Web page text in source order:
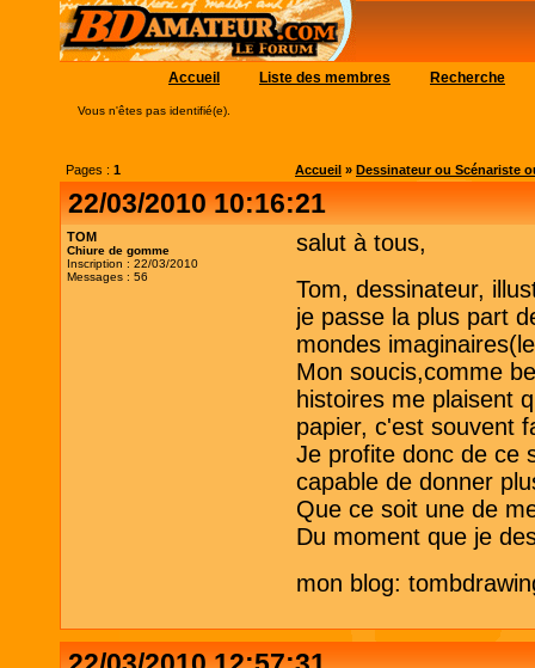
Accueil Liste des membres Recherche
Vous n'êtes pas identifié(e).
Pages : 1 Accueil » Dessinateur ou Scénariste
22/03/2010 10:16:21
TOM
Chiure de gomme
Inscription : 22/03/2010
Messages : 56
salut à tous,
Tom, dessinateur,
je passe la plus part
mondes
Mon soucis,comme
histoires me plaisent
papier, c'est souvent
Je profite donc de ce
capable de donner
Que ce soit une de
Du moment que je
mon blog: